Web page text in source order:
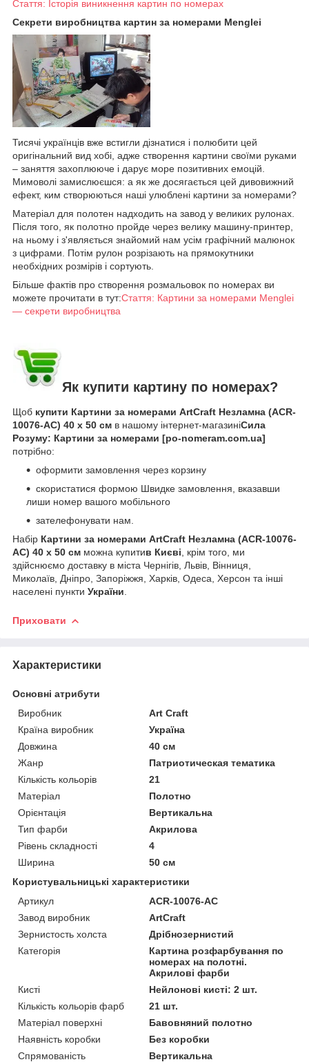
Стаття: Історія виникнення картин по номерах
Секрети виробництва картин за номерами Menglei
Тисячі українців вже встигли дізнатися і полюбити цей
оригінальний вид хобі, адже створення картини своїми руками
– заняття захоплююче і дарує море позитивних емоцій.
Мимоволі замислюєшся: а як же досягається цей дивовижний
ефект, ким створюються наші улюблені картини за номерами?
Матеріал для полотен надходить на завод у великих рулонах.
Після того, як полотно пройде через велику машину-принтер,
на ньому і з'являється знайомий нам усім графічний малюнок
з цифрами. Потім рулон розрізають на прямокутники
необхідних розмірів і сортують.
Більше фактів про створення розмальовок по номерах ви
можете прочитати в тут:Стаття: Картини за номерами Menglei
— секрети виробництва
Як купити картину по номерах?
Щоб купити Картини за номерами ArtCraft Незламна (ACR-
10076-AC) 40 х 50 см в нашому інтернет-магазиніСила
Розуму: Картини за номерами [po-nomeram.com.ua]
потрібно:
оформити замовлення через корзину
скористатися формою Швидке замовлення, вказавши
лиши номер вашого мобільного
зателефонувати нам.
Набір Картини за номерами ArtCraft Незламна (ACR-10076-
AC) 40 х 50 см можна купитив Києві , крім того, ми
здійснюємо доставку в міста Чернігів, Львів, Вінниця,
Миколаїв, Дніпро, Запоріжжя, Харків, Одеса, Херсон та інші
населені пункти України
Приховати
Характеристики
Основні атрибути
Виробник
Art Craft
Країна виробник
Україна
Довжина
40 см
Жанр
Патриотическая тематика
Кількість кольорів
21
Матеріал
Полотно
Орієнтація
Вертикальна
Тип фарби
Акрилова
Рівень складності
4
Ширина
50 см
Користувальницькі характеристики
Артикул
ACR-10076-AC
Завод виробник
ArtCraft
Зернистость холста
Дрібнозернистий
Категорія
Картина розфарбування по
номерах на полотні.
Акрилові фарби
Кисті
Нейлонові кисті: 2 шт.
Кількість кольорів фарб
21 шт.
Матеріал поверхні
Бавовняний полотно
Наявність коробки
Без коробки
Спрямованість
Вертикальна